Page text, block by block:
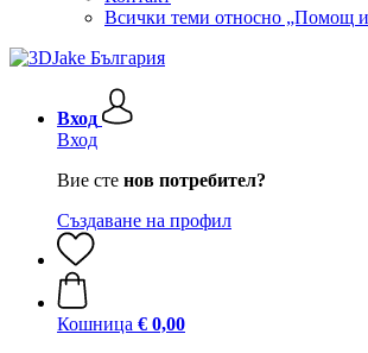
Всички теми относно „Помощ
Вход
Вход
Вие сте нов потребител?
Създаване на профил
Кошница € 0,00